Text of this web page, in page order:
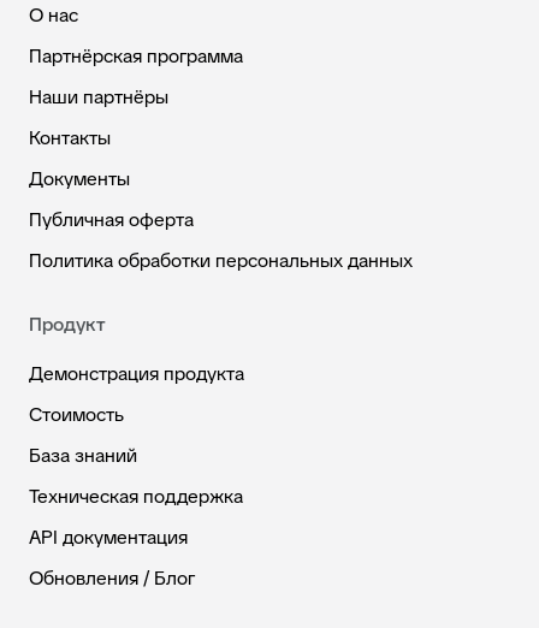
О нас
Партнёрская программа
Наши партнёры
Контакты
Документы
Публичная оферта
Политика обработки персональных данных
Продукт
Демонстрация продукта
Стоимость
База знаний
Техническая поддержка
API документация
Обновления / Блог